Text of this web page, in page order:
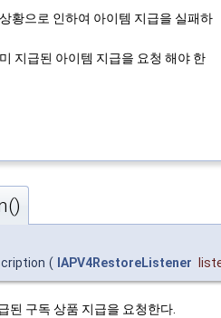
황으로 인하여 아이템 지급을 실패하
지급된 아이템 지급을 요청 해야 한
( IAPV4RestoreListener
된 구독 상품 지급을 요청한다.